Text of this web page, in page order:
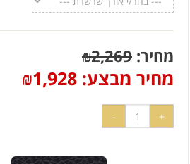
מחיר: ₪2,269
מחיר מבצע: ₪1,928